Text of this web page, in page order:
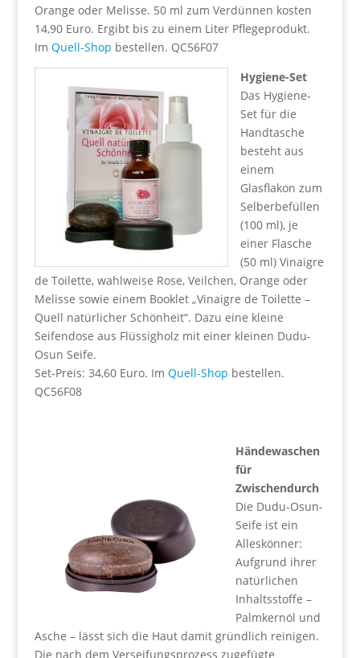
Orange oder Melisse. 50 ml zum Verdünnen kosten
14,90 Euro. Ergibt bis zu einem Liter Pflegeprodukt.
Im Quell-Shop bestellen. QC56F07
Hygiene-Set
Das Hygiene-
Set für die
Handtasche
besteht aus
einem
Glasflakon zum
Selberbefüllen
(100 ml), je
einer Flasche
(50 ml) Vinaigre
de Toilette, wahlweise Rose, Veilchen, Orange oder
Melisse sowie einem Booklet „Vinaigre de Toilette –
Quell natürlicher Schönheit“. Dazu eine kleine
Seifendose aus Flüssigholz mit einer kleinen Dudu-
Osun Seife.
Set-Preis: 34,60 Euro. Im Quell-Shop bestellen.
QC56F08
Händewaschen
für
Zwischendurch
Die Dudu-Osun-
Seife ist ein
Alleskönner:
Aufgrund ihrer
natürlichen
Inhaltsstoffe –
Palmkernöl und
Asche – lässt sich die Haut damit gründlich reinigen.
Die nach dem Verseifungsprozess zugefügte